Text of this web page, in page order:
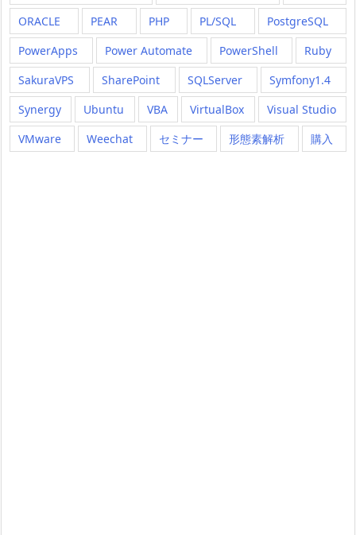
ORACLE
PEAR PHP PL/SQL
PostgreSQL
PowerApps
Power Automate PowerShell
Ruby
SakuraVPS
SharePoint SQLServer
Symfony1.4
Synergy
Ubuntu VBA VirtualBox
Visual Studio
VMware
Weechat セミナー 形態素解析 購入